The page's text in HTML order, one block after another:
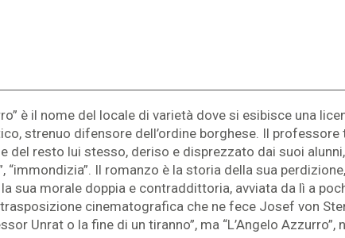
è il nome del locale di varietà dove si esibisce una
strenuo difensore dell’ordine borghese. Il
del resto lui stesso, deriso e disprezzato dai suoi
“immondizia”. Il romanzo è la storia della sua
sua morale doppia e contraddittoria, avviata da lì a
cinematografica che ne fece Josef von
Unrat o la fine di un tiranno”, ma “L’Angelo